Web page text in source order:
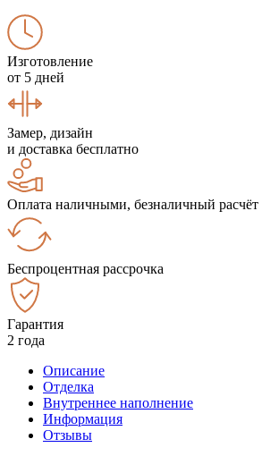
Изготовление
от 5 дней
Замер, дизайн
и доставка бесплатно
Оплата наличными, безналичный расчёт
Беспроцентная рассрочка
Гарантия
2 года
Описание
Отделка
Внутреннее наполнение
Информация
Отзывы